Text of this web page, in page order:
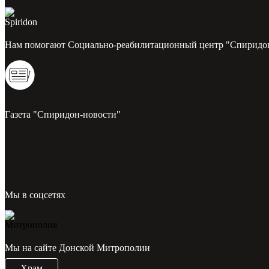
Нам помогают Социально-реабилитационный центр
Газета "Спиридон-новости"
Мы в соцсетях
Мы на сайте Донской Митрополии